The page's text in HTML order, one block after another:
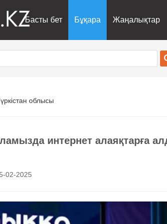
Басты бет Бұқара Жаңалықтар
облысы
интернет алаяқтарға
02-2025